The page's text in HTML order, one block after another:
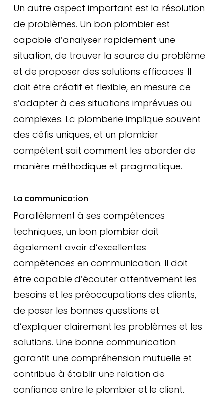
Un autre aspect important est la résolution
de problèmes. Un bon plombier est
capable d’analyser rapidement une
situation, de trouver la source du problème
et de proposer des solutions efficaces. Il
doit être créatif et flexible, en mesure de
s’adapter à des situations imprévues ou
complexes. La plomberie implique souvent
des défis uniques, et un plombier
compétent sait comment les aborder de
manière méthodique et pragmatique.
La communication
Parallèlement à ses compétences
techniques, un bon plombier doit
également avoir d’excellentes
compétences en communication. Il doit
être capable d’écouter attentivement les
besoins et les préoccupations des clients,
de poser les bonnes questions et
d’expliquer clairement les problèmes et les
solutions. Une bonne communication
garantit une compréhension mutuelle et
contribue à établir une relation de
confiance entre le plombier et le client.